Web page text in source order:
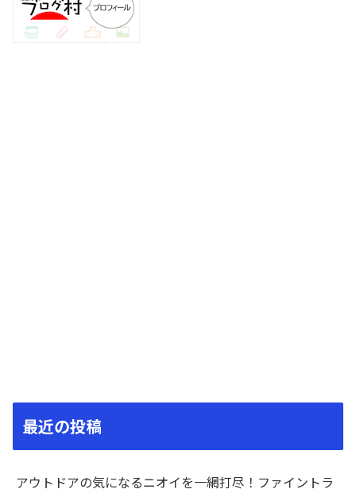
最近の投稿
アウトドアの気になるニオイを一網打尽！ファイントラ